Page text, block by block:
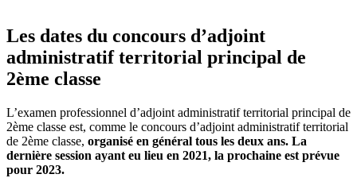
Les dates du concours d’adjoint
administratif territorial principal de
2ème classe
L’examen professionnel d’adjoint administratif territorial principal de
2ème classe est, comme le concours d’adjoint administratif territorial
de 2ème classe, organisé en général tous les deux ans. La
dernière session ayant eu lieu en 2021, la prochaine est prévue
pour 2023.